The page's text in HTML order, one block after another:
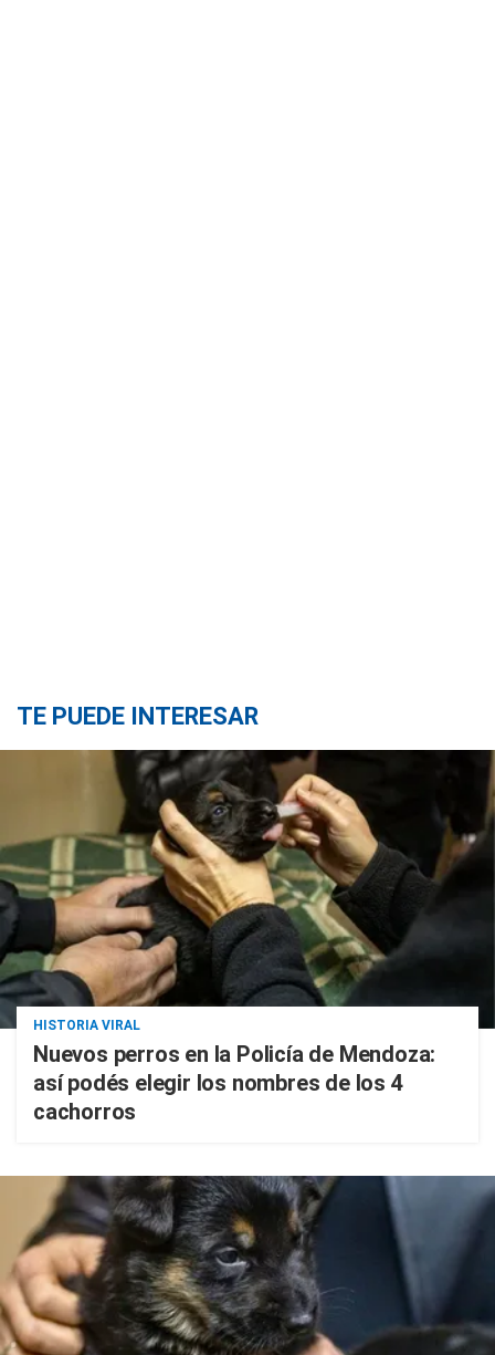
TE PUEDE INTERESAR
HISTORIA VIRAL
Nuevos perros en la Policía de Mendoza:
así podés elegir los nombres de los 4
cachorros